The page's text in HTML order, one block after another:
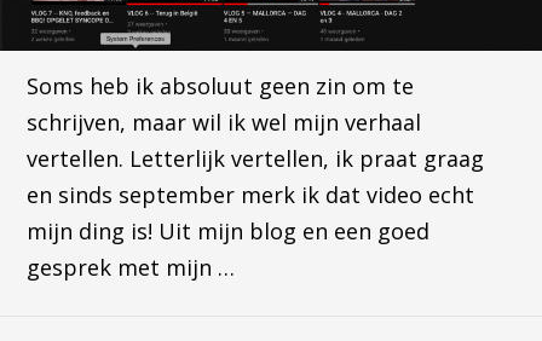
Soms heb ik absoluut geen zin om te
schrijven, maar wil ik wel mijn verhaal
vertellen. Letterlijk vertellen, ik praat graag
en sinds september merk ik dat video echt
mijn ding is! Uit mijn blog en een goed
gesprek met mijn …